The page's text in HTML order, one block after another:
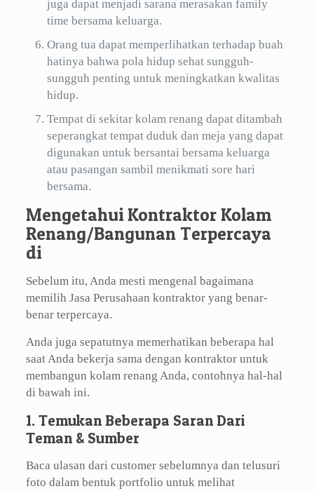
juga dapat menjadi sarana merasakan family
time bersama keluarga.
Orang tua dapat memperlihatkan terhadap buah
hatinya bahwa pola hidup sehat sungguh-
sungguh penting untuk meningkatkan kwalitas
hidup.
Tempat di sekitar kolam renang dapat ditambah
seperangkat tempat duduk dan meja yang dapat
digunakan untuk bersantai bersama keluarga
atau pasangan sambil menikmati sore hari
bersama.
Mengetahui Kontraktor Kolam
Renang/Bangunan Terpercaya
di
Sebelum itu, Anda mesti mengenal bagaimana
memilih Jasa Perusahaan kontraktor yang benar-
benar terpercaya.
Anda juga sepatutnya memerhatikan beberapa hal
saat Anda bekerja sama dengan kontraktor untuk
membangun kolam renang Anda, contohnya hal-hal
di bawah ini.
1. Temukan Beberapa Saran Dari
Teman & Sumber
Baca ulasan dari customer sebelumnya dan telusuri
foto dalam bentuk portfolio untuk melihat